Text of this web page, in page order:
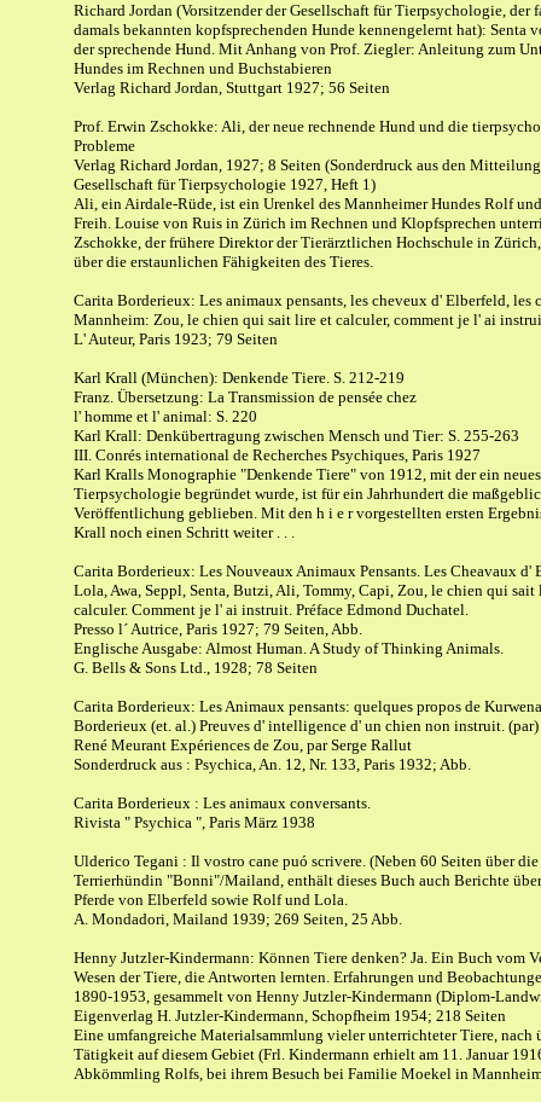
Richard Jordan (Vorsitzender der Gesellschaft für Tierpsychologie, der
damals bekannten kopfsprechenden Hunde kennengelernt hat): Senta
der sprechende Hund. Mit Anhang von Prof. Ziegler: Anleitung zum
Hundes im Rechnen und Buchstabieren
Verlag Richard Jordan, Stuttgart 1927; 56 Seiten
Prof. Erwin Zschokke: Ali, der neue rechnende Hund und die
Probleme
Verlag Richard Jordan, 1927; 8 Seiten (Sonderdruck aus den
Gesellschaft für Tierpsychologie 1927, Heft 1)
Ali, ein Airdale-Rüde, ist ein Urenkel des Mannheimer Hundes Rolf
Freih. Louise von Ruis in Zürich im Rechnen und Klopfsprechen
Zschokke, der frühere Direktor der Tierärztlichen Hochschule in
über die erstaunlichen Fähigkeiten des Tieres.
Carita Borderieux: Les animaux pensants, les cheveux d' Elberfeld, les
Mannheim: Zou, le chien qui sait lire et calculer, comment je l' ai
L' Auteur, Paris 1923; 79 Seiten
Karl Krall (München): Denkende Tiere. S. 212-219
Franz. Übersetzung: La Transmission de pensée chez
l' homme et l' animal: S. 220
Karl Krall: Denkübertragung zwischen Mensch und Tier: S. 255-263
III. Conrés international de Recherches Psychiques, Paris 1927
Karl Kralls Monographie "Denkende Tiere" von 1912, mit der ein
Tierpsychologie begründet wurde, ist für ein Jahrhundert die
Veröffentlichung geblieben. Mit den h i e r vorgestellten ersten
Krall noch einen Schritt weiter . . .
Carita Borderieux: Les Nouveaux Animaux Pensants. Les Cheavaux d'
Lola, Awa, Seppl, Senta, Butzi, Ali, Tommy, Capi, Zou, le chien qui sait
calculer. Comment je l' ai instruit. Préface Edmond Duchatel.
Presso l´ Autrice, Paris 1927; 79 Seiten, Abb.
Englische Ausgabe: Almost Human. A Study of Thinking Animals.
G. Bells & Sons Ltd., 1928; 78 Seiten
Carita Borderieux: Les Animaux pensants: quelques propos de
Borderieux (et. al.) Preuves d' intelligence d' un chien non instruit. (par)
René Meurant Expériences de Zou, par Serge Rallut
Sonderdruck aus : Psychica, An. 12, Nr. 133, Paris 1932; Abb.
Carita Borderieux : Les animaux conversants.
Rivista " Psychica ", Paris März 1938
Ulderico Tegani : Il vostro cane puó scrivere. (Neben 60 Seiten über die
Terrierhündin "Bonni"/Mailand, enthält dieses Buch auch Berichte
Pferde von Elberfeld sowie Rolf und Lola.
A. Mondadori, Mailand 1939; 269 Seiten, 25 Abb.
Henny Jutzler-Kindermann: Können Tiere denken? Ja. Ein Buch vom
Wesen der Tiere, die Antworten lernten. Erfahrungen und
1890-1953, gesammelt von Henny Jutzler-Kindermann (Diplom-
Eigenverlag H. Jutzler-Kindermann, Schopfheim 1954; 218 Seiten
Eine umfangreiche Materialsammlung vieler unterrichteter Tiere, nach
Tätigkeit auf diesem Gebiet (Frl. Kindermann erhielt am 11. Januar
Abkömmling Rolfs, bei ihrem Besuch bei Familie Moekel in